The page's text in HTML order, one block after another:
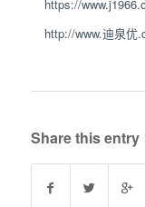
https://
http://www.迪泉优
Share this entry